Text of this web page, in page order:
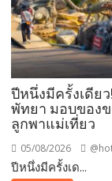
ปีหนึ่งมีครั้งเดีย
พัทยา มอบของ
ลูกพาแม่เที่ยว
05/08/2026
ปีหนึ่งมีครั้งเด...